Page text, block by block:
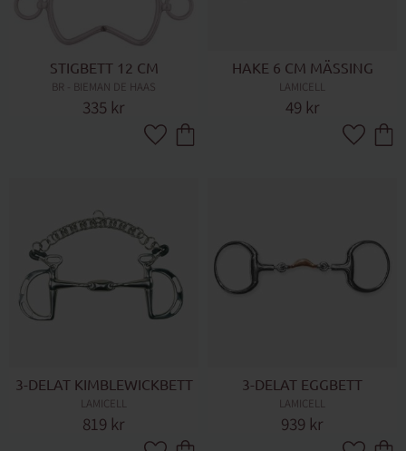
STIGBETT 12 CM
BR - BIEMAN DE HAAS
335 kr
Lägg till i favoriter
HAKE 6 CM MÄSSING
LAMICELL
49 kr
Lägg till
3-DELAT KIMBLEWICKBETT
LAMICELL
819 kr
3-DELAT EGGBETT
LAMICELL
939 kr